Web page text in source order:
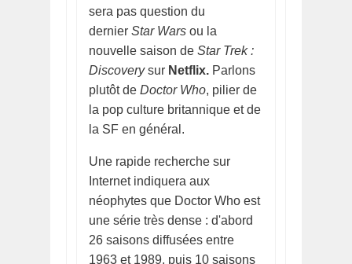
sera pas question du
dernier Star Wars ou la
nouvelle saison de Star Trek :
Discoverysur Netflix. Parlons
plutôt de Doctor Who, pilier de
la pop culture britannique et de
la SF en général.
Une rapide recherche sur
Internet indiquera aux
néophytes que Doctor Who est
une série très dense : d'abord
26 saisons diffusées entre
1963 et 1989, puis 10 saisons